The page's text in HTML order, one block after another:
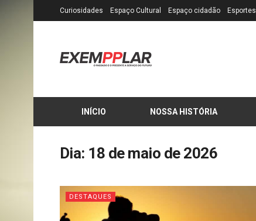
Curiosidades Espaço Cultural Espaço cidadão Esportes
INÍCIO NOSSA HISTÓRIA
Dia: 18 de maio de 2026
DESTAQUES